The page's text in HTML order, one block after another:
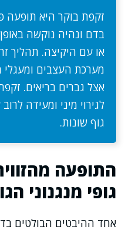
זקפת בוקר היא תופעה
בדם ונהיה נוקשה
או עם היקיצה. תהליך
מערכת העצבים ומעגלי
אצל גברים בריאים.
לגירוי מיני ומעידה
גוף שונות.
התופעה
גופי מנגנוני
אחד ההיבטים הבולטים